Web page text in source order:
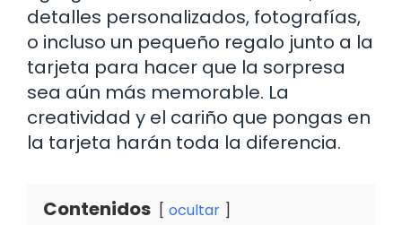
detalles personalizados, fotografías,
o incluso un pequeño regalo junto a la
tarjeta para hacer que la sorpresa
sea aún más memorable. La
creatividad y el cariño que pongas en
la tarjeta harán toda la diferencia.
Contenidos ocultar